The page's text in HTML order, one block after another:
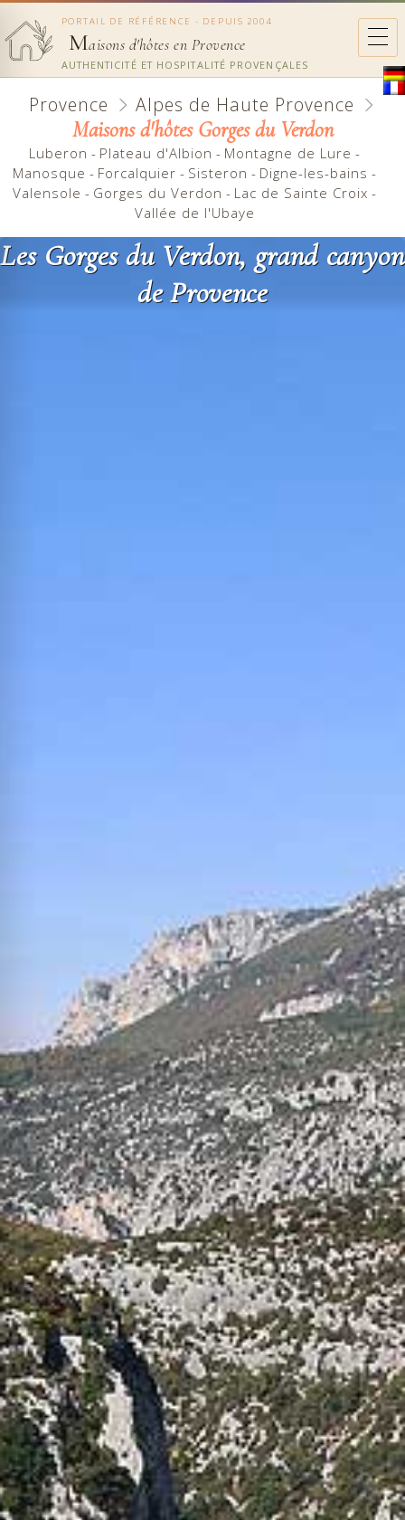
PORTAIL DE RÉFÉRENCE - DEPUIS 2004
Maisons d'hôtes en Provence
AUTHENTICITÉ ET HOSPITALITÉ PROVENÇALES
Provence Alpes de Haute Provence
Maisons d'hôtes Gorges du Verdon
Luberon - Plateau d'Albion - Montagne de Lure -
Manosque - Forcalquier - Sisteron - Digne-les-bains -
Valensole - Gorges du Verdon - Lac de Sainte Croix -
Vallée de l'Ubaye
Les Gorges du Verdon, grand canyon
de Provence